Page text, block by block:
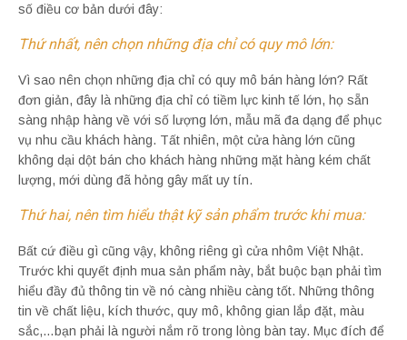
số điều cơ bản dưới đây:
Thứ nhất, nên chọn những địa chỉ có quy mô lớn:
Vì sao nên chọn những địa chỉ có quy mô bán hàng lớn? Rất
đơn giản, đây là những địa chỉ có tiềm lực kinh tế lớn, họ sẵn
sàng nhập hàng về với số lượng lớn, mẫu mã đa dạng để phục
vụ nhu cầu khách hàng. Tất nhiên, một cửa hàng lớn cũng
không dại dột bán cho khách hàng những mặt hàng kém chất
lượng, mới dùng đã hỏng gây mất uy tín.
Thứ hai, nên tìm hiểu thật kỹ sản phẩm trước khi mua:
Bất cứ điều gì cũng vậy, không riêng gì cửa nhôm Việt Nhật.
Trước khi quyết định mua sản phẩm này, bắt buộc bạn phải tìm
hiểu đầy đủ thông tin về nó càng nhiều càng tốt. Những thông
tin về chất liệu, kích thước, quy mô, không gian lắp đặt, màu
sắc,…bạn phải là người nắm rõ trong lòng bàn tay. Mục đích để